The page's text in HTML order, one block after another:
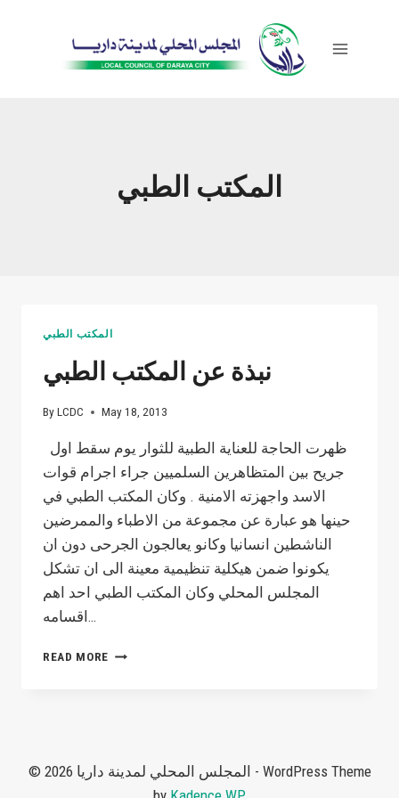
المكتب الطبي
المكتب الطبي
نبذة عن المكتب الطبي
ByLCDC May 18, 2013
جريح بين المتظاهرين السلميين جراء اجرام قوات
الاسد واجهزته الامنية . وكان المكتب الطبي في
حينها هو عبارة عن مجموعة من الاطباء والممرضين
الناشطين انسانيا وكانو يعالجون الجرحى دون ان
يكونوا ضمن هيكلية تنظيمية معينة الى ان تشكل
المجلس المحلي وكان المكتب الطبي احد اهم
اقسامه…
READ MORE نبذة
© 2026 المجلس المحلي لمدينة داريا - WordPress Theme